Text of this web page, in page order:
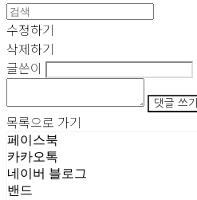
수정하기
삭제하기
글쓴이
댓글 쓰기
목록으로 가기
페이스북
카카오톡
네이버 블로그
밴드